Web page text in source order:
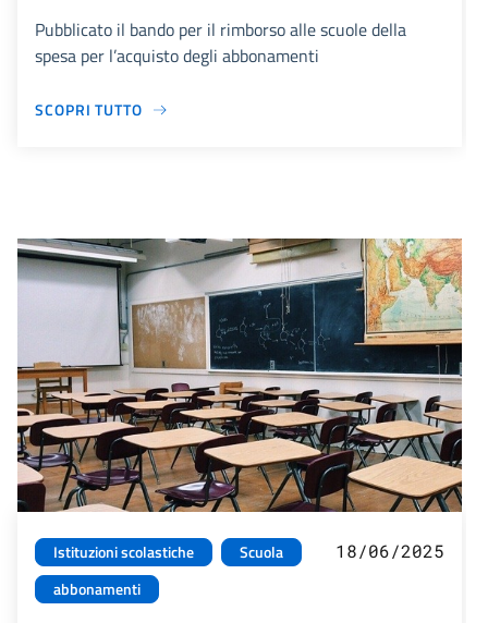
Pubblicato il bando per il rimborso alle scuole della
spesa per l’acquisto degli abbonamenti
SCOPRI TUTTO
Istituzioni scolastiche
Scuola
abbonamenti
18/06/2025